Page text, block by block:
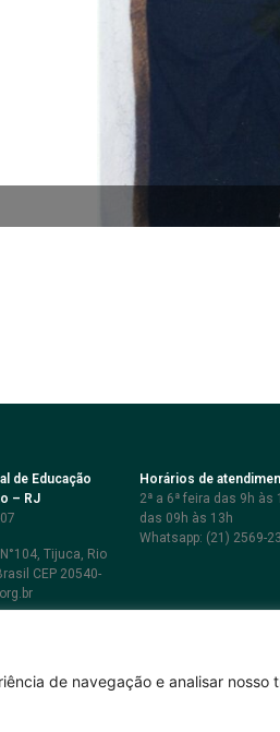
de navegação e analisar
de Educação
– RJ
Tijuca, Rio
CEP 20540-
Horários de
2ª a 6ª feira das 9h às
das 09h às 13h
Whatsapp: (21) 2569-